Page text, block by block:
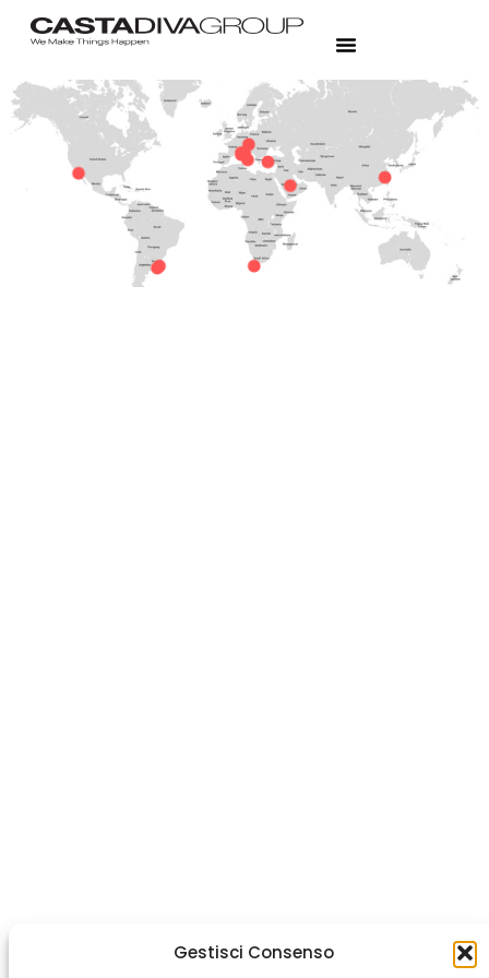
Gestisci Consenso